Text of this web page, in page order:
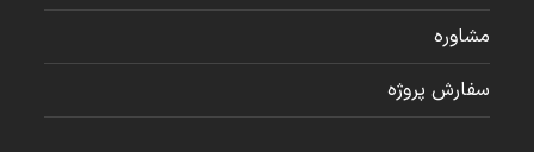
مشاوره
سفارش پروژه